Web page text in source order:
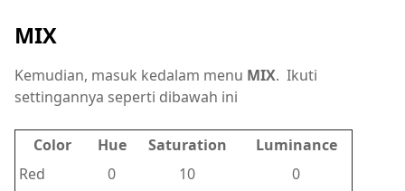
MIX
Kemudian, masuk kedalam menu MIX. Ikuti
settingannya seperti dibawah ini
Color Hue Saturation
Luminance
Red
0 10
0